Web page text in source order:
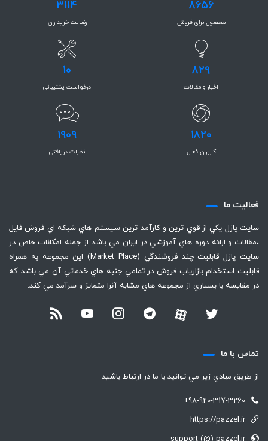
8656
محصول برای فروش
3114
رضایت خریداران
829
اخبار و مقالات
10
درخواست پشتیبانی
1820
کاربران فعال
1909
نظرات دریافتی
فعاليت ما
سايت پازل يكي از قوي ترين و كارآمد ترين سيستم هاي شبكه اي فروش فايل
،‌مقالات و ارائه دوره هاي آموزشي در ايران مي باشد از جمله امكانات خاص در
سايت پازل قابليت چند فروشندگي (Market Place) اين مجموعه به همراه
قابليت استخدام بازارياب فروش در تمامي جنبه هاي خدماتي آن مي باشد كه
در مقايسه با بسياري از مجموعه هاي مشابه آنرا متمايز و سرآمد مي كند.
تماس با ما
از طريق مبادي زير مي توانيد با ما در ارتباط باشيد
+98-920-317-3260
https://pazzel.ir